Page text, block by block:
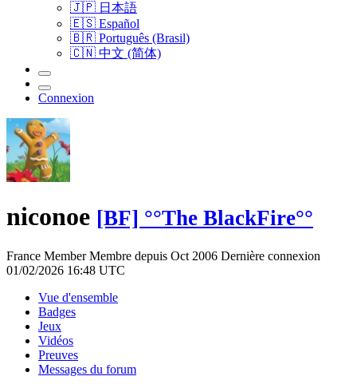
🇯🇵 日本語
🇪🇸 Español
🇧🇷 Português (Brasil)
🇨🇳 中文 (简体)
Connexion
niconoe [BF] °°The BlackFire°°
France MemberMembre depuis Oct 2006 Dernière connexion
01/02/2026 16:48 UTC
Vue d'ensemble
Badges
Jeux
Vidéos
Preuves
Messages du forum